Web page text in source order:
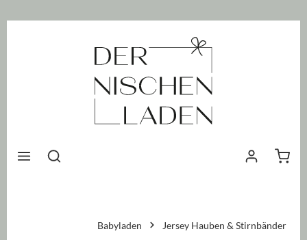
Babyladen Jersey Hauben & Stirnbänder